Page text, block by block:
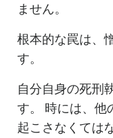
ません。
根本的な罠は、
す。
自分自身の死刑
す。 時には、他
起こさなくては